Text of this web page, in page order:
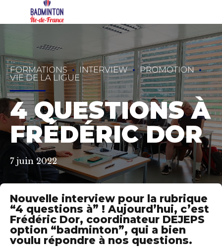
FORMATIONS INTERVIEW
PROMOTION
VIE DE LA LIGUE
4 QUESTIONS À
FRÉDÉRIC DOR
7 juin 2022
Nouvelle interview pour la rubrique
“4 questions à” ! Aujourd’hui, c’est
Frédéric Dor, coordinateur DEJEPS
option “badminton”, qui a bien
voulu répondre à nos questions.